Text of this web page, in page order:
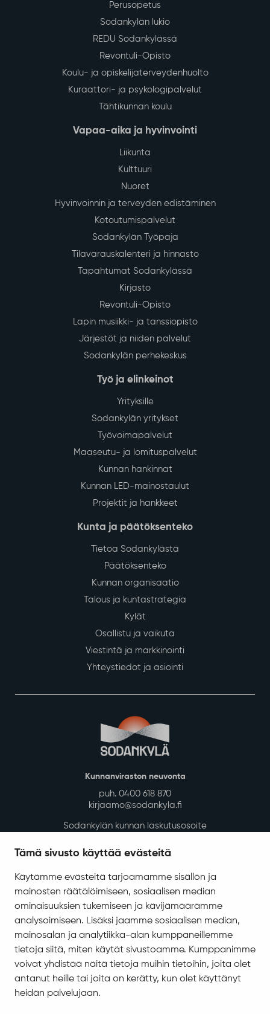
Tämä sivusto käyttää evästeitä
Käytämme evästeitä tarjoamamme sisällön ja
mainosten räätälöimiseen, sosiaalisen median
ominaisuuksien tukemiseen ja kävijämäärämme
analysoimiseen. Lisäksi jaamme sosiaalisen median,
mainosalan ja analytiikka-alan kumppaneillemme
tietoja siitä, miten käytät sivustoamme. Kumppanimme
voivat yhdistää näitä tietoja muihin tietoihin, joita olet
antanut heille tai joita on kerätty, kun olet käyttänyt
heidän palvelujaan.
Perusopetus
Sodankylän lukio
REDU Sodankylässä
Revontuli-Opisto
Koulu- ja opiskelijaterveydenhuolto
Kuraattori- ja psykologipalvelut
Tähtikunnan koulu
Vapaa-aika ja hyvinvointi
Liikunta
Kulttuuri
Nuoret
Hyvinvoinnin ja terveyden edistäminen
Kotoutumispalvelut
Sodankylän Työpaja
Tilavarauskalenteri ja hinnasto
Tapahtumat Sodankylässä
Kirjasto
Revontuli-Opisto
Lapin musiikki- ja tanssiopisto
Järjestöt ja niiden palvelut
Sodankylän perhekeskus
Työ ja elinkeinot
Yrityksille
Sodankylän yritykset
Työvoimapalvelut
Maaseutu- ja lomituspalvelut
Kunnan hankinnat
Kunnan LED-mainostaulut
Projektit ja hankkeet
Kunta ja päätöksenteko
Tietoa Sodankylästä
Päätöksenteko
Kunnan organisaatio
Talous ja kuntastrategia
Kylät
Osallistu ja vaikuta
Viestintä ja markkinointi
Yhteystiedot ja asiointi
Kunnanviraston neuvonta
puh. 0400 618 870
kirjaamo@sodankyla.fi
Sodankylän kunnan laskutusosoite
Asiakirjajulkisuuskuvaus
Evästeiden hallinta
Yhteystiedot
Jäämerentie 1, 99601 Sodankylä
Kaikki yhteystiedot
Henkilökunnan intranet